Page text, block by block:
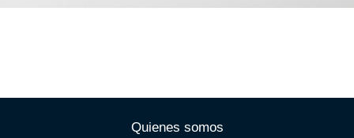
Quienes somos